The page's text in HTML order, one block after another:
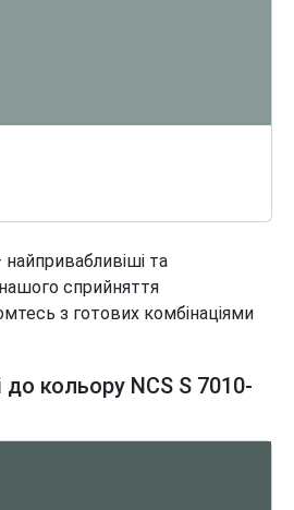
найпривабливіші та
сприйняття
з готових комбінаціями
кольору NCS S 7010-